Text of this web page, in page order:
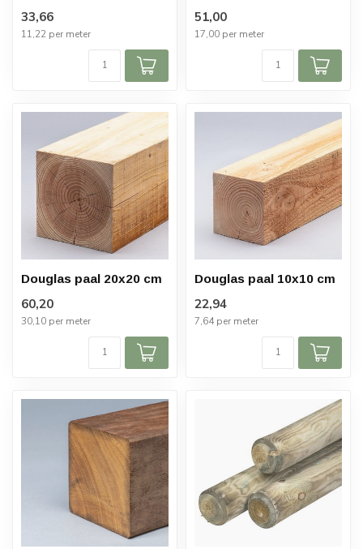
33,66
11,22 per meter
51,00
17,00 per meter
Douglas paal 20x20 cm
60,20
30,10 per meter
Douglas paal 10x10 cm
22,94
7,64 per meter